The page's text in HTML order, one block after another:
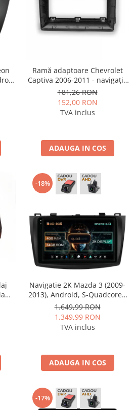
Ramă adaptoare Chevrolet
Captiva 2006-2011 - navigație
Android 9″, montaj dedicat
181,26 RON
152,00 RON
TVA inclus
ADAUGA IN COS
-18%
Navigatie 2K Mazda 3 (2009-
2013), Android, S-Quadcore /
4GB RAM + 64GB ROM, 9.5
Inch - AD-BGS90042K+AD-
BGRKIT320
1.649,99 RON
1.349,99 RON
TVA inclus
ADAUGA IN COS
-17%